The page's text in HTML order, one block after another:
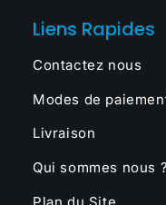
Liens Rapides
Contactez nous
Modes de
Livraison
Qui sommes nous ?